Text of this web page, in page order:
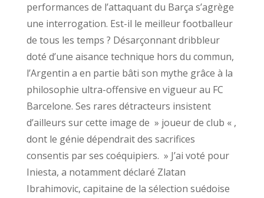
performances de l’attaquant du Barça s’agrège
une interrogation. Est-il le meilleur footballeur
de tous les temps ? Désarçonnant dribbleur
doté d’une aisance technique hors du commun,
l’Argentin a en partie bâti son mythe grâce à la
philosophie ultra-offensive en vigueur au FC
Barcelone. Ses rares détracteurs insistent
d’ailleurs sur cette image de » joueur de club « ,
dont le génie dépendrait des sacrifices
consentis par ses coéquipiers. » J’ai voté pour
Iniesta, a notamment déclaré Zlatan
Ibrahimovic, capitaine de la sélection suédoise